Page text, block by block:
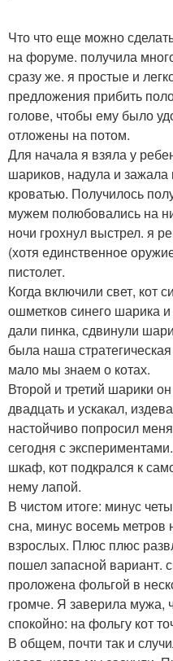
Что что еще можно
на форуме. получила
сразу же. я простые и
предложения прибить
голове, чтобы ему было
отложены на потом.
Для начала я взяла у
шариков, надула и
кроватью. Получилось
мужем полюбовались на
ночи грохнул выстрел. я
(хотя единственное
пистолет.
Когда включили свет, кот
ошметков синего шарика
дали пинка, сдвинули
была наша
мало мы знаем о котах.
Второй и третий шарики
двадцать и ускакал,
настойчиво попросил
сегодня с
шкаф, кот подкрался к
нему лапой.
В чистом итоге: минус
сна, минус восемь
взрослых. Плюс плюс
пошел запасной вариант.
проложена фольгой в
громче. Я заверила мужа,
спокойно: на фольгу кот
В общем, почти так и